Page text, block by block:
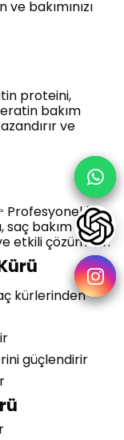
ve bakımınızı
proteini,
bakım
ve
Profesyonel bir
saç bakım
etkili çözümdür.
kürlerinden
güçlendirir